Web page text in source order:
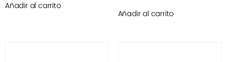
Añadir al carrito
Añadir al carrito